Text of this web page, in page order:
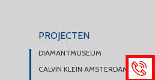
PROJECTEN
DIAMANTMUSEUM
CALVIN KLEIN AMSTERDAM